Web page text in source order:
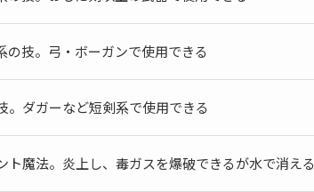
の技。弓・ボーガンで使用できる
。ダガーなど短剣系で使用できる
ト魔法。炎上し、毒ガスを爆破できるが水で消える